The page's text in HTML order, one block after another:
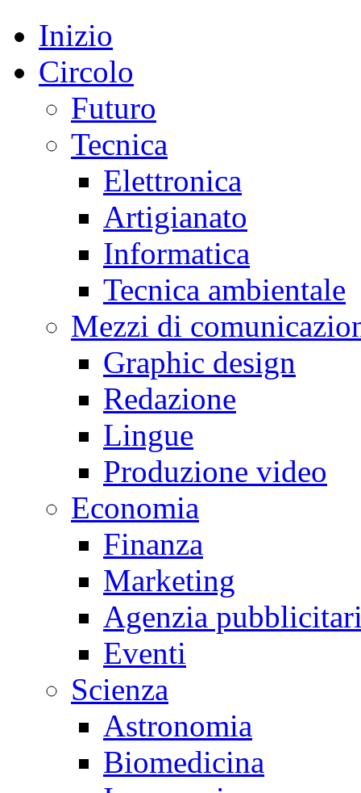
Inizio
Circolo
Futuro
Tecnica
Elettronica
Artigianato
Informatica
Tecnica ambientale
Mezzi di
Graphic design
Redazione
Lingue
Produzione video
Economia
Finanza
Marketing
Agenzia
Eventi
Scienza
Astronomia
Biomedicina